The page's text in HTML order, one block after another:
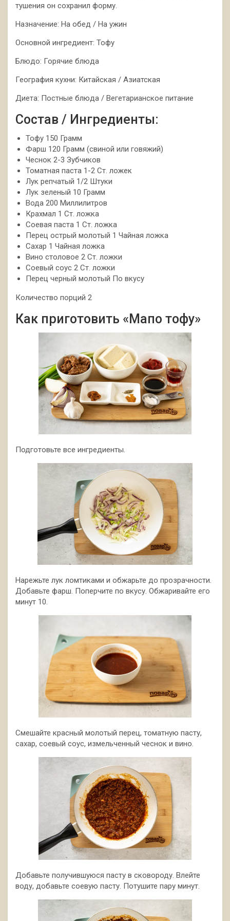
тушения он сохранил форму.
Назначение: На обед / На ужин
Основной ингредиент: Тофу
Блюдо: Горячие блюда
География кухни: Китайская / Азиатская
Диета: Постные блюда / Вегетарианское питание
Состав / Ингредиенты:
Тофу 150 Грамм
Фарш 120 Грамм (свиной или говяжий)
Чеснок 2-3 Зубчиков
Томатная паста 1-2 Ст. ложек
Лук репчатый 1/2 Штуки
Лук зеленый 10 Грамм
Вода 200 Миллилитров
Крахмал 1 Ст. ложка
Соевая паста 1 Ст. ложка
Перец острый молотый 1 Чайная ложка
Сахар 1 Чайная ложка
Вино столовое 2 Ст. ложки
Соевый соус 2 Ст. ложки
Перец черный молотый По вкусу
Количество порций 2
Как приготовить «Мапо тофу»
Подготовьте все ингредиенты.
Нарежьте лук ломтиками и обжарьте до прозрачности.
Добавьте фарш. Поперчите по вкусу. Обжаривайте его
минут 10.
Смешайте красный молотый перец, томатную пасту,
сахар, соевый соус, измельченный чеснок и вино.
Добавьте получившуюся пасту в сковороду. Влейте
воду, добавьте соевую пасту. Потушите пару минут.